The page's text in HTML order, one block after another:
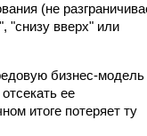
(не
"снизу вверх" или
бизнес-модель
ее
итоге потеряет ту